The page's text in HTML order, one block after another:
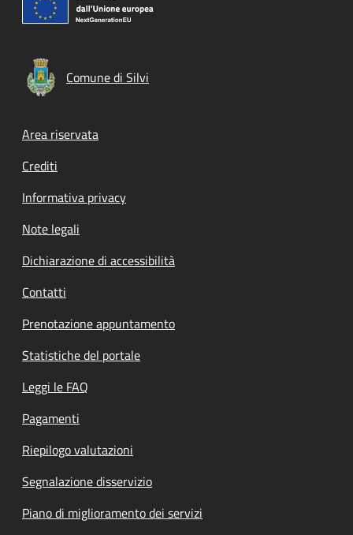
Comune di Silvi
Footer menu
Area riservata
Crediti
Informativa privacy
Note legali
Dichiarazione di accessibilità
Contatti
Prenotazione appuntamento
Statistiche del portale
Leggi le FAQ
Pagamenti
Riepilogo valutazioni
Segnalazione disservizio
Piano di miglioramento dei servizi